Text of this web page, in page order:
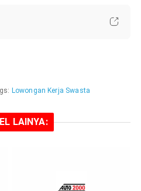
Lowongan Kerja Swasta
LAINYA: